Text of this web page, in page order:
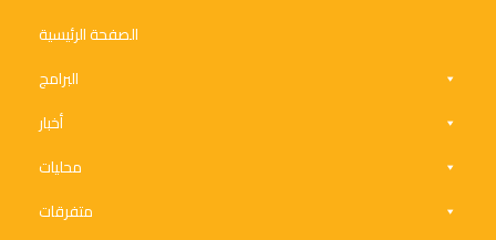
الصفحة الرئيسية
البرامج
أخبار
محليات
متفرقات